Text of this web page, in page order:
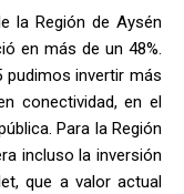
la Región de Aysén
en más de un 48%.
pudimos invertir más
conectividad, en el
Para la Región
incluso la inversión
que a valor actual